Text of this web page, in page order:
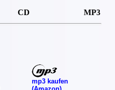
CD MP3
mp3 kaufen
(Amazon)